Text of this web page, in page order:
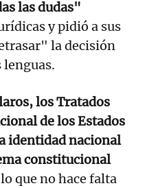
las dudas"
y pidió a sus
la decisión
lenguas.
los Tratados
de los Estados
identidad nacional
constitucional
que no hace falta